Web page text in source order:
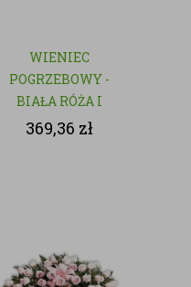
WIENIEC
POGRZEBOWY -
BIAŁA RÓŻA I
GOŹDZIK
369,36 zł